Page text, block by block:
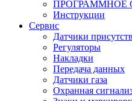
ПРОГРАММНОЕ
Инструкции
Сервис
Датчики
Регуляторы
Накладки
Передача данных
Датчики газа
Охранная